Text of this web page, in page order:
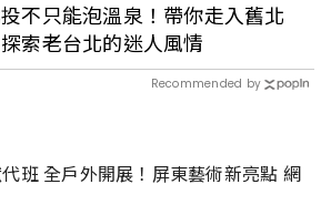
投不只能泡溫泉！帶你走入舊北
索老台北的迷人風情
Recommended by
班 全戶外開展！屏東藝術新亮點 網